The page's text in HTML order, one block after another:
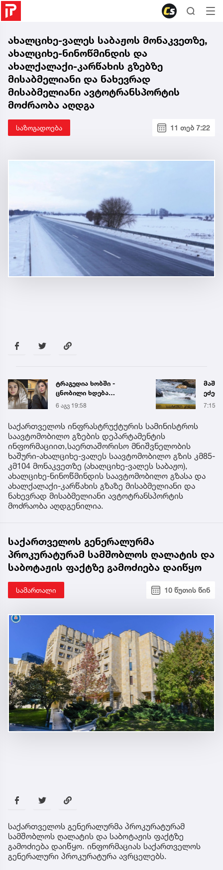
ახალციხე-ვალეს საბაჟოს მონაკვეთზე,
ახალციხე-ნინოწმინდის და
ახალქალაქი-კარწახის გზებზე
მისაბმელიანი და ნახევრად
მისაბმელიანი ავტოტრანსპორტის
მოძრაობა აღდგა
საზოგადოება 11 თებ 7:22
მაშველები ამ დრომდე
ეძებენ დედას, რომელიც
შვილის გადარჩენის
მცდელობისას, დინებამ
გაიტაცა
7:15 6 აგვ
საქართველოს ინფრასტრუქტურის სამინისტროს
საავტომობილო გზების დეპარტამენტის
ინფორმაციით,საერთაშორისო მნიშვნელობის
ხაშური-ახალციხე-ვალეს საავტომობილო გზის კმ85-
კმ104 მონაკვეთზე (ახალციხე-ვალეს საბაჟო),
ახალციხე-ნინოწმინდის საავტომობილო გზასა და
ახალქალაქი-კარწახის გზაზე მისაბმელიანი და
ნახევრად მისაბმელიანი ავტოტრანსპორტის
მოძრაობა აღდგენილია.
საქართველოს გენერალურმა
პროკურატურამ სამშობლოს ღალატის და
საბოტაჟის ფაქტზე გამოძიება დაიწყო
სამართალი 10 წუთის წინ
საქართველოს გენერალურმა პროკურატურამ
სამშობლოს ღალატის და საბოტაჟის ფაქტზე
გამოძიება დაიწყო. ინფორმაციას საქართველოს
გენერალური პროკურატურა ავრცელებს.